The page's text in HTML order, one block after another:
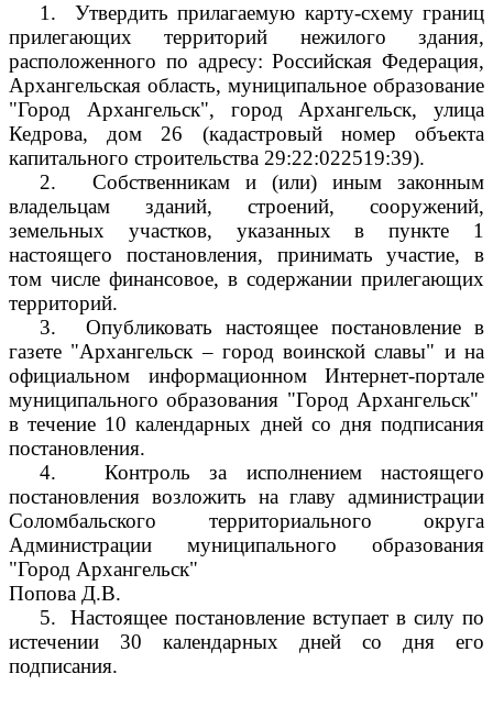
1.
Утвердить прилагаемую карту-схему границ
прилегающих территорий нежилого здания,
расположенного по адресу: Российская Федерация,
Архангельская область, муниципальное образование
"Город Архангельск", город Архангельск, улица
Кедрова, дом 26 (кадастровый номер объекта
капитального строительства 29:22:022519:39).
2.
Собственникам и (или) иным законным
владельцам зданий, строений, сооружений,
земельных участков, указанных в пункте 1
настоящего постановления, принимать участие, в
том числе финансовое, в содержании прилегающих
территорий.
3.
Опубликовать настоящее постановление в
газете "Архангельск – город воинской славы" и на
официальном информационном Интернет-портале
муниципального образования "Город Архангельск"
в течение 10 календарных дней со дня подписания
постановления.
4.
Контроль за исполнением настоящего
постановления возложить на главу администрации
Соломбальского территориального округа
Администрации муниципального образования
"Город Архангельск"
Попова Д.В.
5.
Настоящее постановление вступает в силу по
истечении 30 календарных дней со дня его
подписания.